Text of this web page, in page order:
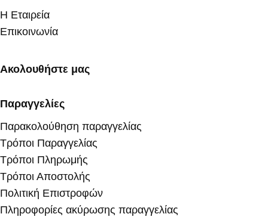
Η Εταιρεία
Επικοινωνία
Ακολουθήστε μας
Παραγγελίες
Παρακολούθηση παραγγελίας
Τρόποι Παραγγελίας
Τρόποι Πληρωμής
Τρόποι Αποστολής
Πολιτική Επιστροφών
Πληροφορίες ακύρωσης παραγγελίας